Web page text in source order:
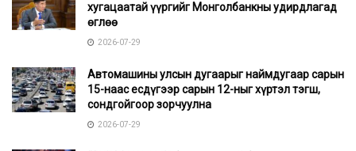
хугацаатай үүргийг Монголбанкны удирдлагад
өглөө
2026-07-29
Автомашины улсын дугаарыг наймдугаар сарын
15-наас есдүгээр сарын 12-ныг хүртэл тэгш,
сондгойгоор зорчуулна
2026-07-29